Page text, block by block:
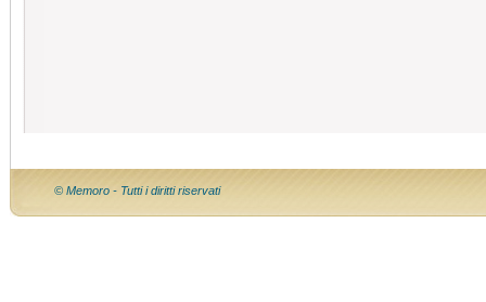
© Memoro - Tutti i diritti riservati